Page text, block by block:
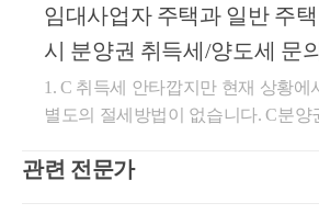
가 적용됩니다. 지방세법 시행령 제28조의5(일시적 2
주택) ① 법 제13조의2제1항제2호에 따른 “대통령령으
주권, 주택분양권 또는 오피스텔을 1
가 그 주택, 조합원입주권, 주택분양
다)을 소유한 상태에서 이사ㆍ학업
개의 입주권이 아닙니다. 그러므로
세는 중과가 아닐 것으로 봅니다. 2) 양도소득세의 관
으로 변하게 됩니다. 비규제 물건을
주택과 2개의 입주권이 있으므로 비
다)에 입주권을 파는 경우, 취득세는
임대사업자 주택과 일반 주
시 분양권 취득세/양도세 문의
1. C 취득세 안타깝지만 현재 상황에
별도의 절세방법이 없습니다. C분양
이 적용되어 비조정지역이라면 8%,
관련 전문가